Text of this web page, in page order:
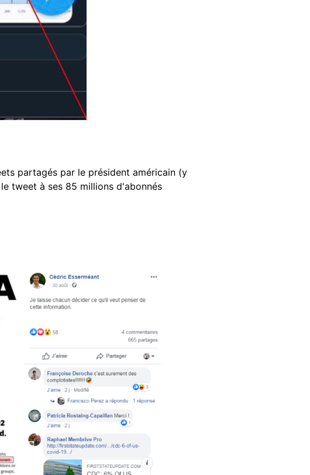
partagés par le président américain (y
tweet à ses 85 millions d'abonnés